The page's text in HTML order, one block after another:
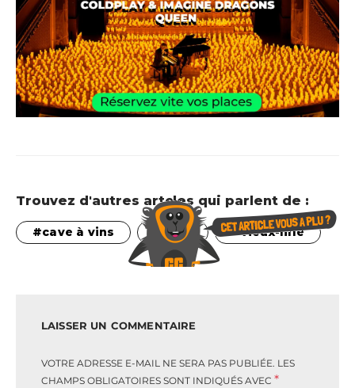
Trouvez d'autres artcles qui parlent de :
cave à vins Lille vieux-lille
LAISSER UN COMMENTAIRE
VOTRE ADRESSE E-MAIL NE SERA PAS PUBLIÉE. LES
CHAMPS OBLIGATOIRES SONT INDIQUÉS AVEC *